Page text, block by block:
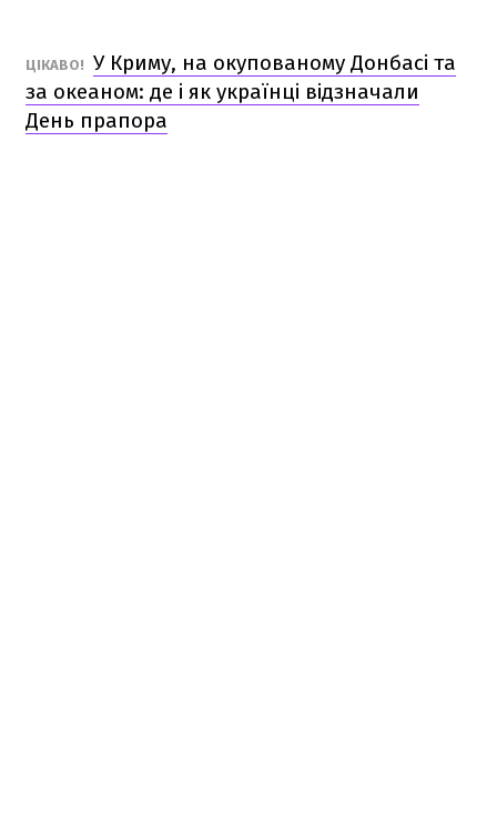
ЦІКАВО! У Криму, на окупованому Донбасі та
за океаном: де і як українці відзначали
День прапора